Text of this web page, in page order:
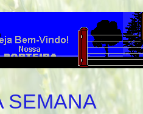
SEMANA